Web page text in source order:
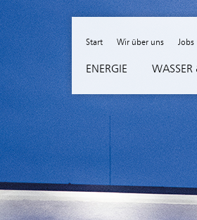
Skip to content
Start Wir über uns Jobs
ENERGIE WASSER